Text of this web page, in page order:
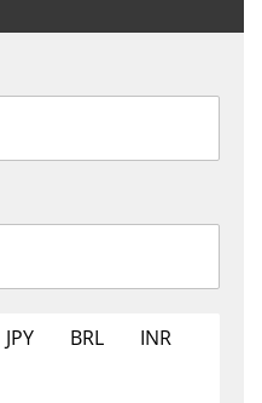
JPY BRL
INR